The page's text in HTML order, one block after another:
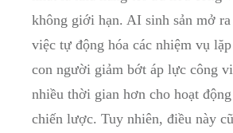
không giới hạn. AI sinh sản mở ra
việc tự động hóa các nhiệm vụ
con người giảm bớt áp lực công
nhiều thời gian hơn cho hoạt
chiến lược. Tuy nhiên, điều này